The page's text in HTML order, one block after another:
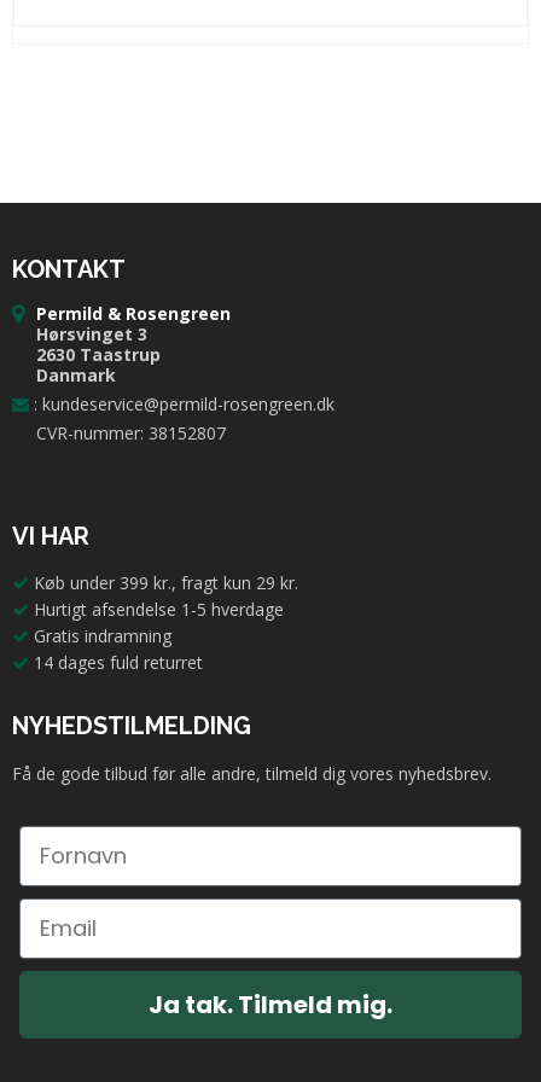
KONTAKT
Permild & Rosengreen
Hørsvinget 3
2630 Taastrup
Danmark
: kundeservice@permild-rosengreen.dk
CVR-nummer: 38152807
VI HAR
Køb under 399 kr., fragt kun 29 kr.
Hurtigt afsendelse 1-5 hverdage
Gratis indramning
14 dages fuld returret
NYHEDSTILMELDING
Få de gode tilbud før alle andre, tilmeld dig vores nyhedsbrev.
Ja tak. Tilmeld mig.